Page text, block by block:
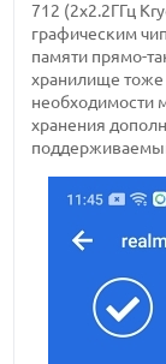
712 (2x2.2ГГц
графическим
памяти прямо-
хранилище
необходимости
хранения